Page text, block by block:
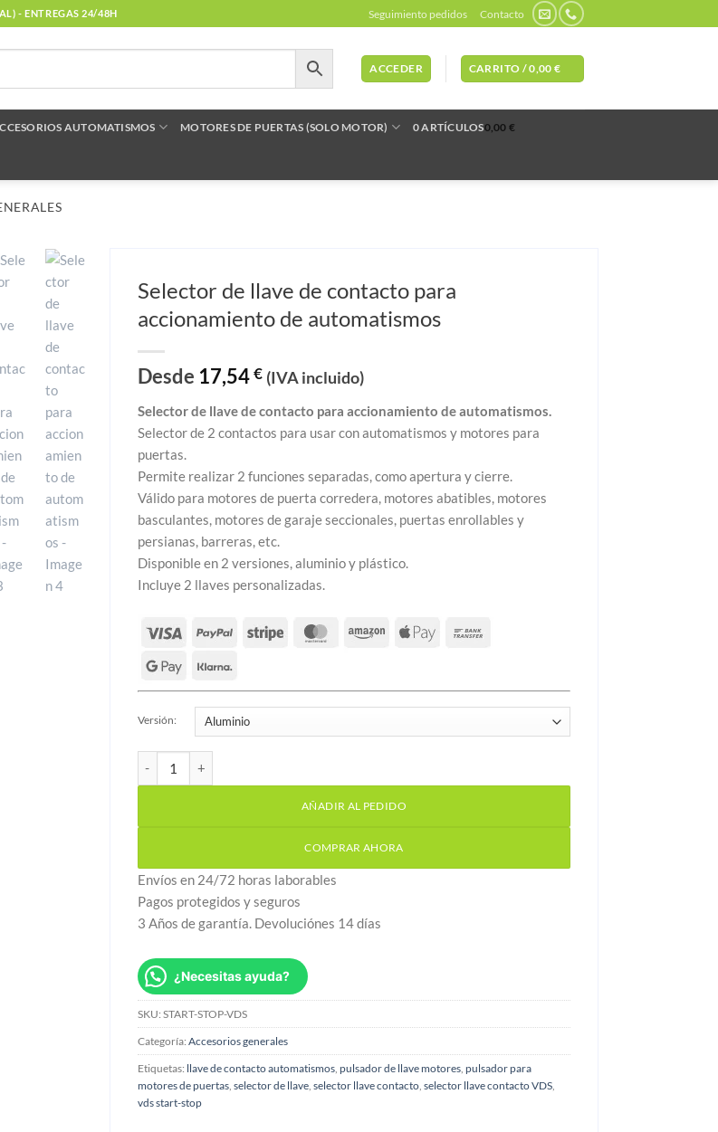
- ENTREGAS 24/48H Seguimiento pedidos Contacto
ACCEDER CARRITO /0,00€
AUTOMATISMOS MOTORES DE PUERTAS (SOLO MOTOR) 0 ARTÍCULOS0,00 €
Selector de llave de contacto para
accionamiento de automatismos
Desde 17,54 € (IVA incluido)
Selector de llave de contacto para accionamiento de automatismos.
Selector de 2 contactos para usar con automatismos y motores para
puertas.
Permite realizar 2 funciones separadas, como apertura y cierre.
Válido para motores de puerta corredera, motores abatibles, motores
basculantes, motores de garaje seccionales, puertas enrollables y
persianas, barreras, etc.
Disponible en 2 versiones, aluminio y plástico.
Incluye 2 llaves personalizadas.
Versión:
Selector de llave de contacto para accionamiento de automatismos cantidad
AÑADIR AL PEDIDO
COMPRAR AHORA
Envíos en 24/72 horas laborables
Pagos protegidos y seguros
3 Años de garantía. Devoluciónes 14 días
¿Necesitas ayuda?
SKU: START-STOP-VDS
Categoría: Accesorios generales
Etiquetas: llave de contacto automatismos pulsador de llave motores pulsador para
motores de puertas selector de llave selector llave contacto selector llave contacto VDS
vds start-stop